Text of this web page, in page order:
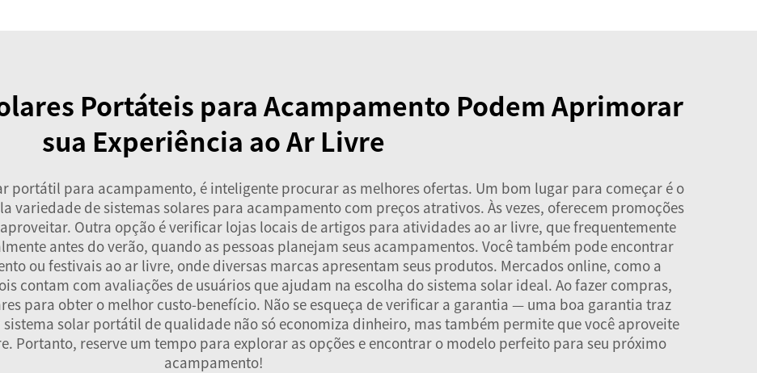
Portáteis para Acampamento Podem Aprimorar
sua Experiência ao Ar Livre
portátil para acampamento, é inteligente procurar as melhores ofertas. Um bom lugar para começar é o
variedade de sistemas solares para acampamento com preços atrativos. Às vezes, oferecem promoções
Outra opção é verificar lojas locais de artigos para atividades ao ar livre, que frequentemente
antes do verão, quando as pessoas planejam seus acampamentos. Você também pode encontrar
ou festivais ao ar livre, onde diversas marcas apresentam seus produtos. Mercados online, como a
contam com avaliações de usuários que ajudam na escolha do sistema solar ideal. Ao fazer compras,
para obter o melhor custo-benefício. Não se esqueça de verificar a garantia — uma boa garantia traz
solar portátil de qualidade não só economiza dinheiro, mas também permite que você aproveite
Portanto, reserve um tempo para explorar as opções e encontrar o modelo perfeito para seu próximo
acampamento!